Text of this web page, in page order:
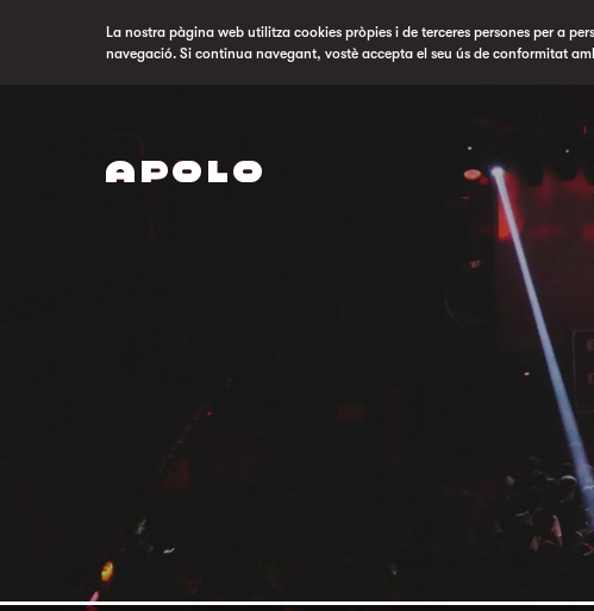
La nostra pàgina web utilitza cookies pròpies i de terceres persones per a
navegació. Si continua navegant, vostè accepta el seu ús de conformitat